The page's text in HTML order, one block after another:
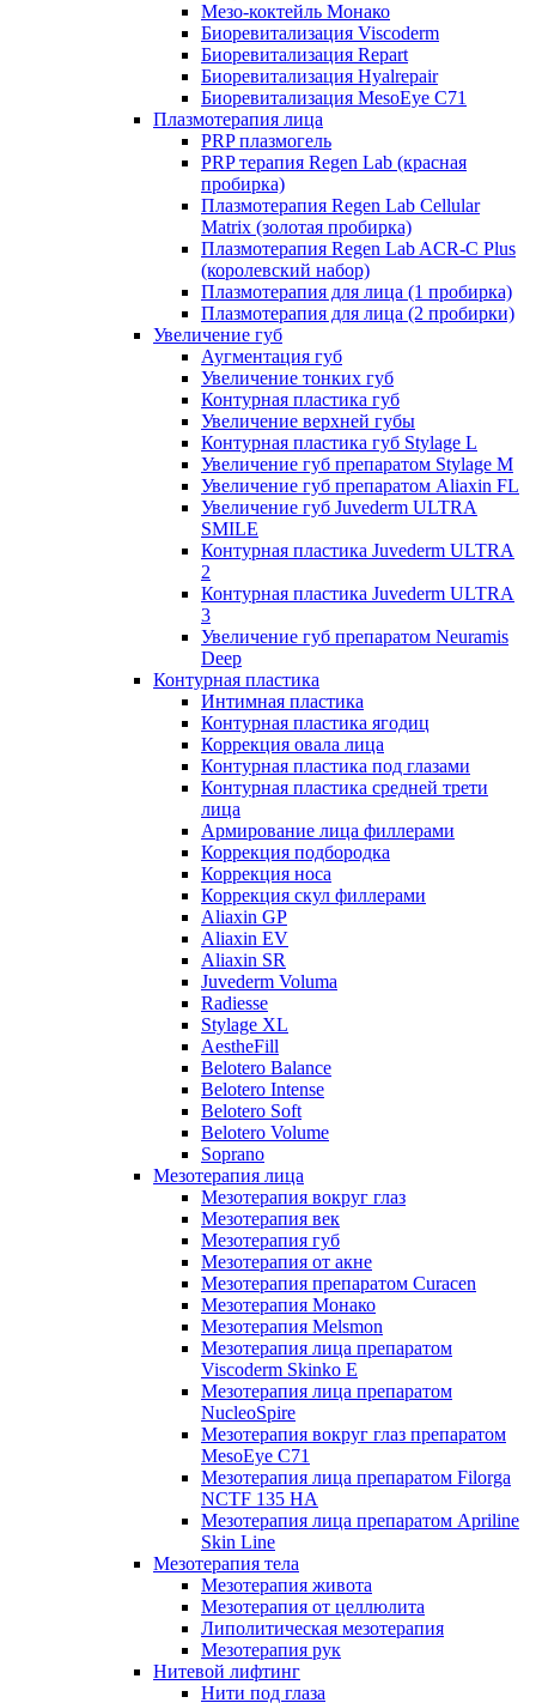
Мезо-коктейль Монако
Биоревитализация Viscoderm
Биоревитализация Repart
Биоревитализация Hyalrepair
Биоревитализация MesoEye C71
Плазмотерапия лица
PRP плазмогель
PRP терапия Regen Lab (красная
пробирка)
Плазмотерапия Regen Lab Cellular
Matrix (золотая пробирка)
Плазмотерапия Regen Lab ACR-C Plus
(королевский набор)
Плазмотерапия для лица (1 пробирка)
Плазмотерапия для лица (2 пробирки)
Увеличение губ
Аугментация губ
Увеличение тонких губ
Контурная пластика губ
Увеличение верхней губы
Контурная пластика губ Stylage L
Увеличение губ препаратом Stylage M
Увеличение губ препаратом Aliaxin FL
Увеличение губ Juvederm ULTRA
SMILE
Контурная пластика Juvederm ULTRA
2
Контурная пластика Juvederm ULTRA
3
Увеличение губ препаратом Neuramis
Deep
Контурная пластика
Интимная пластика
Контурная пластика ягодиц
Коррекция овала лица
Контурная пластика под глазами
Контурная пластика средней трети
лица
Армирование лица филлерами
Коррекция подбородка
Коррекция носа
Коррекция скул филлерами
Aliaxin GP
Aliaxin EV
Aliaxin SR
Juvederm Voluma
Radiesse
Stylage XL
AestheFill
Belotero Balance
Belotero Intense
Belotero Soft
Belotero Volume
Soprano
Мезотерапия лица
Мезотерапия вокруг глаз
Мезотерапия век
Мезотерапия губ
Мезотерапия от акне
Мезотерапия препаратом Curacen
Мезотерапия Монако
Мезотерапия Melsmon
Мезотерапия лица препаратом
Viscoderm Skinko E
Мезотерапия лица препаратом
NucleoSpire
Мезотерапия вокруг глаз препаратом
MesoEye С71
Мезотерапия лица препаратом Filorga
NCTF 135 HA
Мезотерапия лица препаратом Apriline
Skin Line
Мезотерапия тела
Мезотерапия живота
Мезотерапия от целлюлита
Липолитическая мезотерапия
Мезотерапия рук
Нитевой лифтинг
Нити под глаза